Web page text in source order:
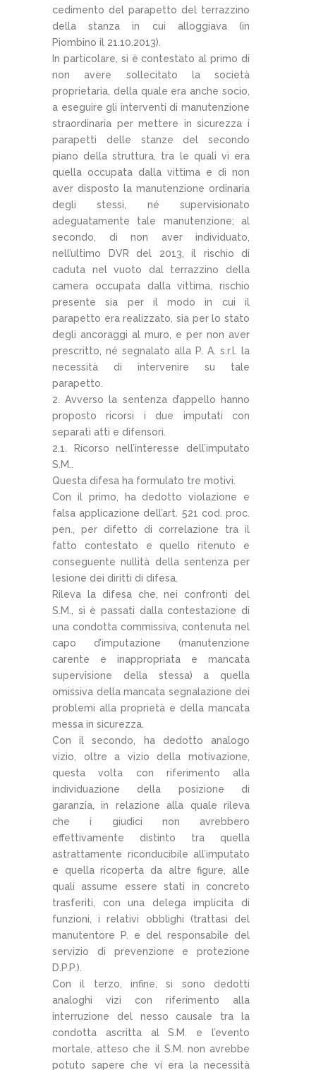
cedimento del parapetto del terrazzino
della stanza in cui alloggiava (in
Piombino il 21.10.2013).
In particolare, si è contestato al primo di
non avere sollecitato la società
proprietaria, della quale era anche socio,
a eseguire gli interventi di manutenzione
straordinaria per mettere in sicurezza i
parapetti delle stanze del secondo
piano della struttura, tra le quali vi era
quella occupata dalla vittima e di non
aver disposto la manutenzione ordinaria
degli stessi, né supervisionato
adeguatamente tale manutenzione; al
secondo, di non aver individuato,
nell’ultimo DVR del 2013, il rischio di
caduta nel vuoto dal terrazzino della
camera occupata dalla vittima, rischio
presente sia per il modo in cui il
parapetto era realizzato, sia per lo stato
degli ancoraggi al muro, e per non aver
prescritto, né segnalato alla P. A. s.r.l. la
necessità di intervenire su tale
parapetto.
2. Avverso la sentenza d’appello hanno
proposto ricorsi i due imputati con
separati atti e difensori.
2.1. Ricorso nell’interesse dell’imputato
S.M..
Questa difesa ha formulato tre motivi.
Con il primo, ha dedotto violazione e
falsa applicazione dell’art. 521 cod. proc.
pen., per difetto di correlazione tra il
fatto contestato e quello ritenuto e
conseguente nullità della sentenza per
lesione dei diritti di difesa.
Rileva la difesa che, nei confronti del
S.M., si è passati dalla contestazione di
una condotta commissiva, contenuta nel
capo d’imputazione (manutenzione
carente e inappropriata e mancata
supervisione della stessa) a quella
omissiva della mancata segnalazione dei
problemi alla proprietà e della mancata
messa in sicurezza.
Con il secondo, ha dedotto analogo
vizio, oltre a vizio della motivazione,
questa volta con riferimento alla
individuazione della posizione di
garanzia, in relazione alla quale rileva
che i giudici non avrebbero
effettivamente distinto tra quella
astrattamente riconducibile all’imputato
e quella ricoperta da altre figure, alle
quali assume essere stati in concreto
trasferiti, con una delega implicita di
funzioni, i relativi obblighi (trattasi del
manutentore P. e del responsabile del
servizio di prevenzione e protezione
D.P.P.).
Con il terzo, infine, si sono dedotti
analoghi vizi con riferimento alla
interruzione del nesso causale tra la
condotta ascritta al S.M. e l’evento
mortale, atteso che il S.M. non avrebbe
potuto sapere che vi era la necessità